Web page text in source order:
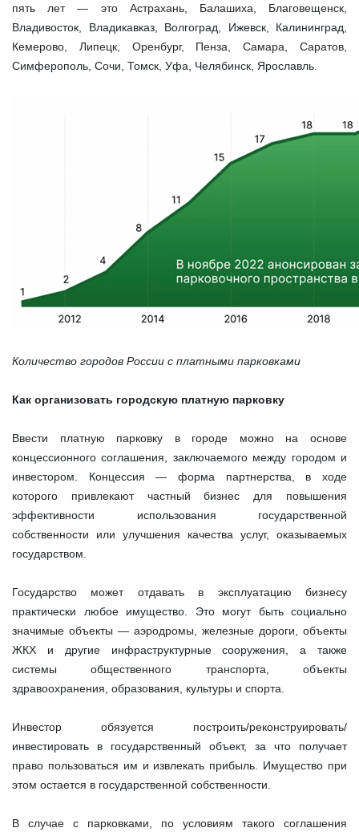
пять лет — это Астрахань, Балашиха, Благовещенск,
Владивосток, Владикавказ, Волгоград, Ижевск, Калининград,
Кемерово, Липецк, Оренбург, Пенза, Самара, Саратов,
Симферополь, Сочи, Томск, Уфа, Челябинск, Ярославль.
Количество городов России с платными парковками
Как организовать городскую платную парковку
Ввести платную парковку в городе можно на основе
концессионного соглашения, заключаемого между городом и
инвестором. Концессия — форма партнерства, в ходе
которого привлекают частный бизнес для повышения
эффективности использования государственной
собственности или улучшения качества услуг, оказываемых
государством.
Государство может отдавать в эксплуатацию бизнесу
практически любое имущество. Это могут быть социально
значимые объекты — аэродромы, железные дороги, объекты
ЖКХ и другие инфраструктурные сооружения, а также
системы общественного транспорта, объекты
здравоохранения, образования, культуры и спорта.
Инвестор обязуется построить/реконструировать/
инвестировать в государственный объект, за что получает
право пользоваться им и извлекать прибыль. Имущество при
этом остается в государственной собственности.
В случае с парковками, по условиям такого соглашения